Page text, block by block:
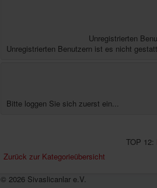
Unregistrierten
Unregistrierten Benutzern ist es nicht
Bitte loggen Sie sich zuerst ein...
TOP 12:
Zurück zur Kategorieübersicht
© 2026 Sivaslicanlar e.V.